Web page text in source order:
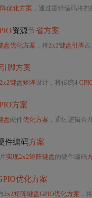
优化方案 ，通过逻辑编码将扫
资源节省方案
盘优化方案 ，将2x2键盘引脚
脚方案
键盘矩阵设计，将传统4
方案
盘硬件优化方案 ，通过逻辑合
件编码方案
实现2x2矩阵键盘的硬件编码
优化方案
2x2矩阵键盘GPIO优化方案 ，